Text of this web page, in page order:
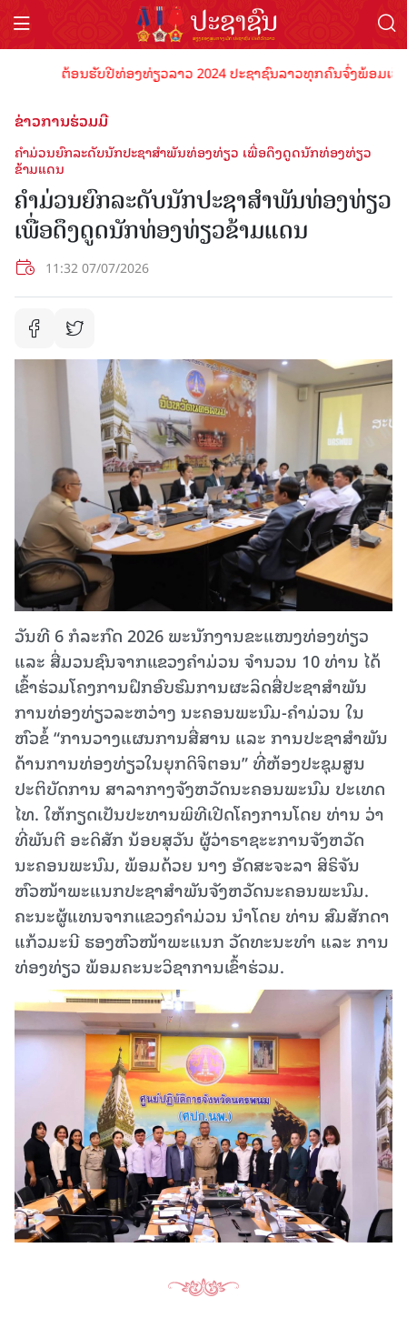
ຕ້ອນຮັບປີທ່ອງທ່ຽວລາວ 2024 ປະຊາຊົນລາວທຸກຄົນຈົ່ງພ້ອມເປັນ
ຂ່າວການຮ່ວມມື
ຄຳມ່ວນຍົກລະດັບນັກປະຊາສຳພັນທ່ອງທ່ຽວ ເພື່ອດຶງດູດນັກທ່ອງທ່ຽວ
ຂ້າມແດນ
ຄຳມ່ວນຍົກລະດັບນັກປະຊາສຳພັນທ່ອງທ່ຽວ
ເພື່ອດຶງດູດນັກທ່ອງທ່ຽວຂ້າມແດນ
11:32 07/07/2026
ວັນທີ 6 ກໍລະກົດ 2026 ພະນັກງານຂະແໜງທ່ອງທ່ຽວ
ແລະ ສື່ມວນຊົນຈາກແຂວງຄໍາມ່ວນ ຈໍານວນ 10 ທ່ານ ໄດ້
ເຂົ້າຮ່ວມໂຄງການຝຶກອົບຮົມການຜະລິດສື່ປະຊາສຳພັນ
ການທ່ອງທ່ຽວລະຫວ່າງ ນະຄອນພະນົມ-ຄຳມ່ວນ ໃນ
ຫົວຂໍ້ “ການວາງແຜນການສື່ສານ ແລະ ການປະຊາສໍາພັນ
ດ້ານການທ່ອງທ່ຽວໃນຍຸກດິຈິຕອນ” ທີ່ຫ້ອງປະຊຸມສູນ
ປະຕິບັດການ ສາລາກາງຈັງຫວັດນະຄອນພະນົມ ປະເທດ
ໄທ. ໃຫ້ກຽດເປັນປະທານພິທີເປີດໂຄງການໂດຍ ທ່ານ ວ່າ
ທີ່ພັນຕີ ອະດິສັກ ນ້ອຍສຸວັນ ຜູ້ວ່າຣາຊະະການຈັງຫວັດ
ນະຄອນພະນົມ, ພ້ອມດ້ວຍ ນາງ ອັດສະຈະລາ ສິຣິຈັນ
ຫົວໜ້າພະແນກປະຊາສຳພັນຈັງຫວັດນະຄອນພະນົມ.
ຄະນະຜູ້ແທນຈາກແຂວງຄຳມ່ວນ ນຳໂດຍ ທ່ານ ສົມສັກດາ
ແກ້ວມະນີ ຮອງຫົວໜ້າພະແນກ ວັດທະນະທຳ ແລະ ການ
ທ່ອງທ່ຽວ ພ້ອມຄະນະວິຊາການເຂົ້າຮ່ວມ.